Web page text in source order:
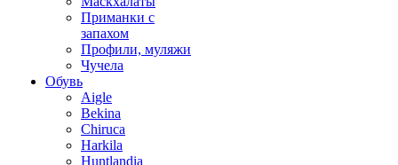
Приманки с
запахом
Профили, муляжи
Чучела
Обувь
Aigle
Bekina
Chiruсa
Harkila
Huntlandia